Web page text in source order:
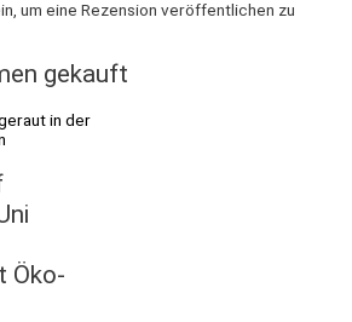
um eine Rezension veröffentlichen zu
gekauft
Öko-